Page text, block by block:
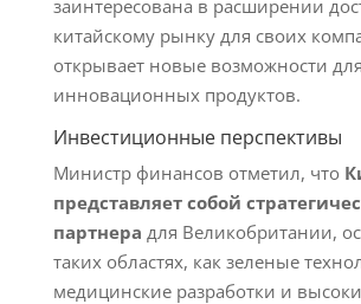
заинтересована в расширении
китайскому рынку для своих
открывает новые возможности
инновационных продуктов.
Инвестиционные перспективы
Министр финансов отметил, что
представляет собой
партнера для Великобритании,
таких областях, как зеленые
медицинские разработки и